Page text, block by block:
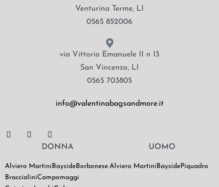
Venturina Terme, LI
0565 852006
via Vittorio Emanuele II n 13
San Vincenzo, LI
0565 703805
info@valentinabagsandmore.it
DONNA
Alviero Martini BaysideBorbonese
BraccialiniCampomaggi
UOMO
Alviero Martini BaysidePiquadro